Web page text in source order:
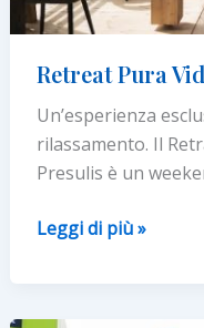
Retreat Pura
Un’esperienza
rilassamento. Il
Presulis è un
Retreat
tra
Leggi di più »